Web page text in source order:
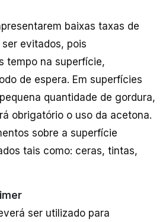
baixas taxas de
evitados, pois
tempo na superfície,
de espera. Em superfícies
quantidade de gordura,
obrigatório o uso da acetona.
sobre a superfície
tais como: ceras, tintas,
ser utilizado para